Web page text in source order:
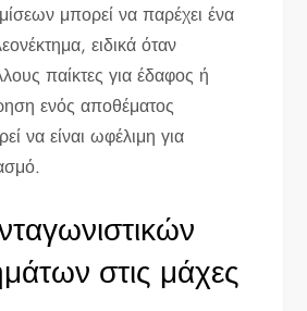
μπορεί να παρέχει ένα
ειδικά όταν
παίκτες για έδαφος ή
ενός αποθέματος
να είναι ωφέλιμη για
στις μάχες